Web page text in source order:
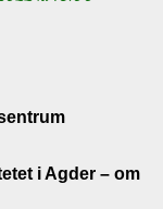
i Agder – om